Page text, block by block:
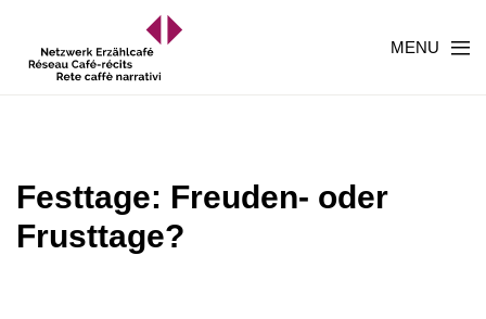
MENU
Festtage: Freuden- oder
Frusttage?